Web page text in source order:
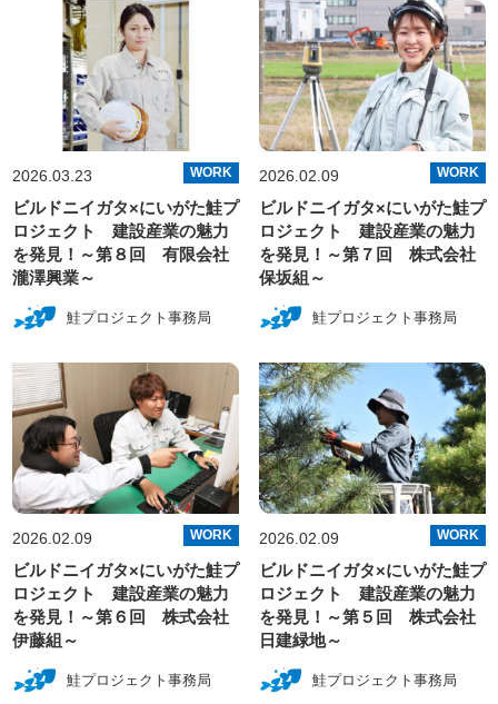
2026.03.23 WORK
ビルドニイガタ×にいがた鮭プ
ロジェクト 建設産業の魅力
を発見！～第８回 有限会社
瀧澤興業～
鮭プロジェクト事務局
2026.02.09 WORK
ビルドニイガタ×にいがた鮭プ
ロジェクト 建設産業の魅力
を発見！～第７回 株式会社
保坂組～
鮭プロジェクト事務局
2026.02.09 WORK
ビルドニイガタ×にいがた鮭プ
ロジェクト 建設産業の魅力
を発見！～第６回 株式会社
伊藤組～
鮭プロジェクト事務局
2026.02.09 WORK
ビルドニイガタ×にいがた鮭プ
ロジェクト 建設産業の魅力
を発見！～第５回 株式会社
日建緑地～
鮭プロジェクト事務局